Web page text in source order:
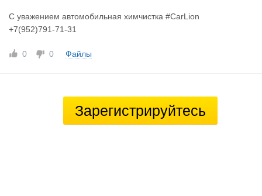
С уважением автомобильная химчистка #CarLion
+7(952)791-71-31
0 0 Файлы
Зарегистрируйтесь